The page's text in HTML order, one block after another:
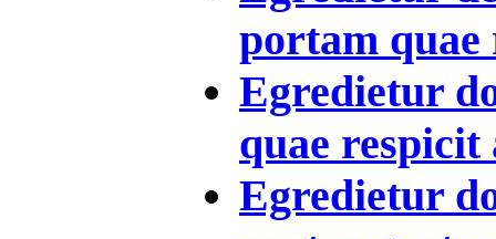
portam quae
Egredietur
quae respicit
Egredietur